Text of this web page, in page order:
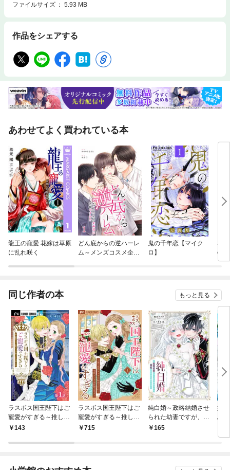
ファイルサイズ
5.93 MB
作品をシェアする
あわせてよく買われている本
龍王の寵愛 花嫁は草原
に乱れ咲く
どん底からの逆ハーレ
ム～メンズコスメ企画
鬼の千年恋【マイク
ロ】
S＆
e～
同じ作者の本 もっと見る
ラスボス国王陛下はご
寵愛がすぎる～推し悲
恋キャラに転生したの
ます～【マイクロ】
143
ラスボス国王陛下はご
寵愛がすぎる～推し悲
恋キャラに転生したの
715
純白婚～政略結婚させ
られた幼妻ですが、溺
愛されすぎて困ります
165
嫌
ふ